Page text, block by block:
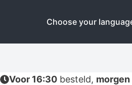
Choose your
deVoor 16:30 besteld,